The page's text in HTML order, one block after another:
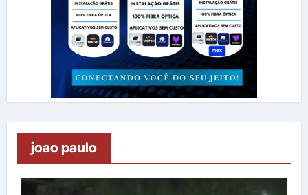
joao paulo